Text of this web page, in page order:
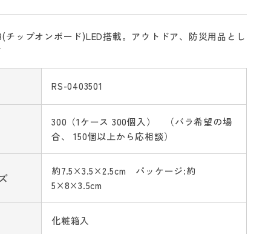
チップオンボード)LED搭載。アウトドア、防災用品とし
RS-0403501
300（1ケース 300個入） （バラ希望の場
合、 150個以上から応相談）
約7.5×3.5×2.5cm パッケージ:約
5×8×3.5cm
化粧箱入